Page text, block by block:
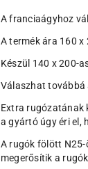
A franciaágyhoz
A termék ára 160
Készül 140 x 200-
Válaszhat továbbá
Extra rugózatának
a gyártó úgy éri el,
A rugók fölött N25-
megerősítik a